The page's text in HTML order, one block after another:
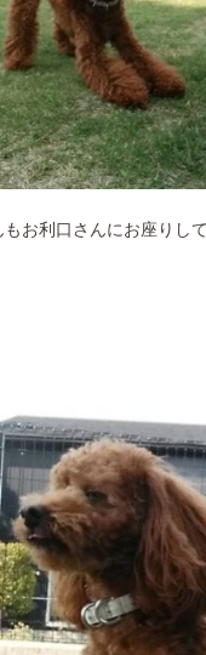
お利口さんにお座りし